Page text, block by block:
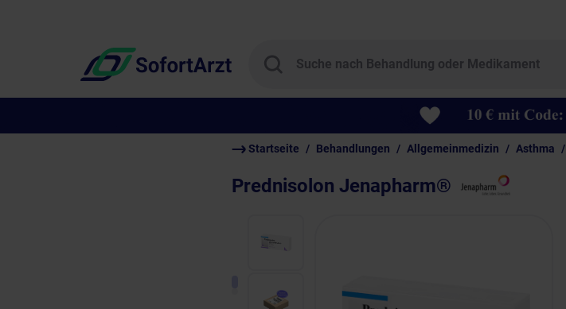
Startseite Behandlungen Allgemeinmedizin Asthma
Prednisolon Jenapharm®